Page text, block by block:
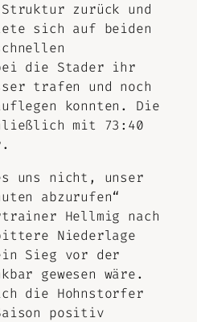
zurück und
sich auf beiden
die Stader ihr
trafen und noch
konnten. Die
mit 73:40
uns nicht, unser
abzurufen“
Hellmig nach
Niederlage
Sieg vor der
gewesen wäre.
die Hohnstorfer
positiv